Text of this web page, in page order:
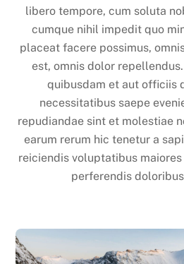
libero tempore, cum soluta
cumque nihil impedit quo
placeat facere possimus,
est, omnis dolor
quibusdam et aut officiis
necessitatibus saepe
repudiandae sint et molestiae
earum rerum hic tenetur a
reiciendis voluptatibus
perferendis